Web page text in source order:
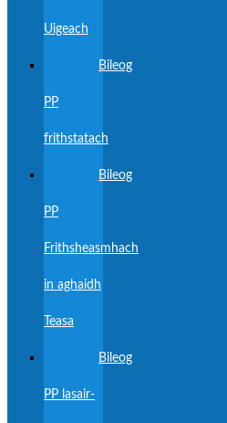
Uigeach
Bileog
PP
frithstatach
Bileog
PP
Frithsheasmhach
in aghaidh
Teasa
Bileog
PP lasair-